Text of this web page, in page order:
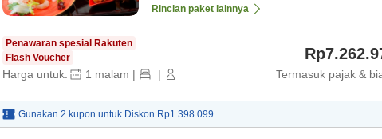
Rincian paket lainnya
Penawaran spesial Rakuten
Flash Voucher
Harga untuk: 1 malam | | Termasuk pajak &
Gunakan 2 kupon untuk Diskon Rp1.398.099